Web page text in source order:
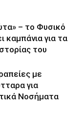
– το Φυσικό
καμπάνια για τα
του
με
για
Νοσήματα